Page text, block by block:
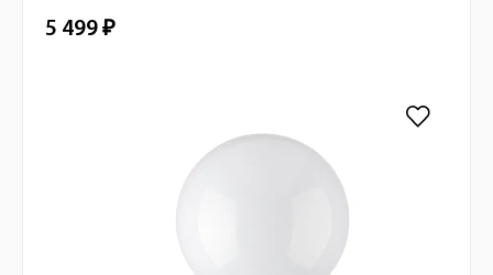
Стоимость товара
5 499 ₽